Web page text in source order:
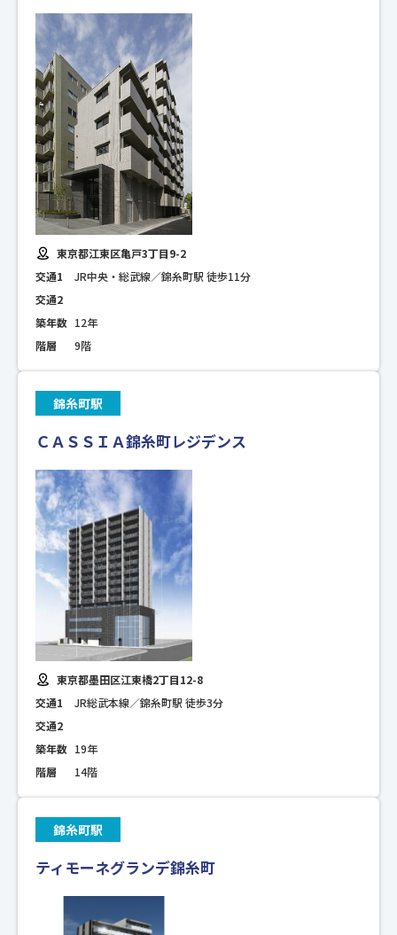
東京都江東区亀戸3丁目9-2
交通1
JR中央・総武線／錦糸町駅 徒歩11分
交通2
築年数 12年
階層
9階
錦糸町駅
ＣＡＳＳＩＡ錦糸町レジデンス
東京都墨田区江東橋2丁目12-8
交通1
JR総武本線／錦糸町駅 徒歩3分
交通2
築年数 19年
階層
14階
錦糸町駅
ティモーネグランデ錦糸町